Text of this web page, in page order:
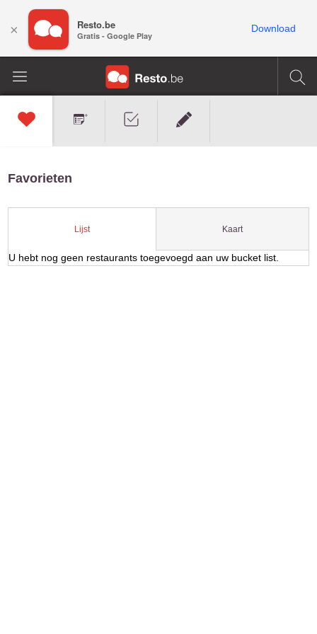
Favorieten
Lijst Kaart
U hebt nog geen restaurants toegevoegd aan uw bucket list.
× Resto.be
Gratis - Google Play
Download